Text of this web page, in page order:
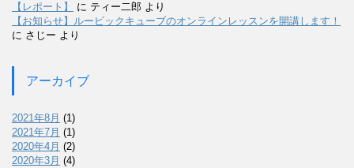
【レポート】
に ティー二郎 より
【お知らせ】ルービックキューブのオンラインレッスンを開講します！
に さじー より
アーカイブ
2021年8月 (1)
2021年7月 (1)
2020年4月 (2)
2020年3月 (4)